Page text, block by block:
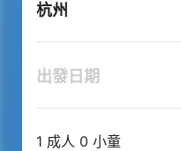
杭州
出發日期
1 成人 0 小童